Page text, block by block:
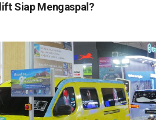
Siap Mengaspal?